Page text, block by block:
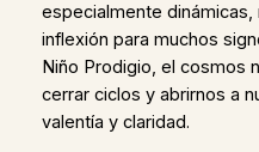
especialmente
inflexión para muchos
Niño Prodigio, el cosmos
cerrar ciclos y abrirnos a
valentía y claridad.